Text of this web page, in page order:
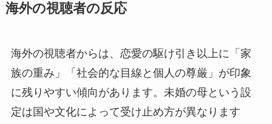
海外の視聴者の反応
海外の視聴者からは、恋愛の駆け引き以上に「家
族の重み」「社会的な目線と個人の尊厳」が印象
に残りやすい傾向があります。未婚の母という設
定は国や文化によって受け止め方が異なります